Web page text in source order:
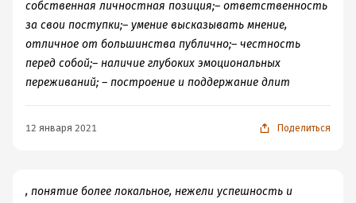
собственная личностная позиция;– ответственность
за свои поступки;– умение высказывать мнение,
отличное от большинства публично;– честность
перед собой;– наличие глубоких эмоциональных
переживаний; – построение и поддержание длит
12 января 2021 Поделиться
, понятие более локальное, нежели успешность и